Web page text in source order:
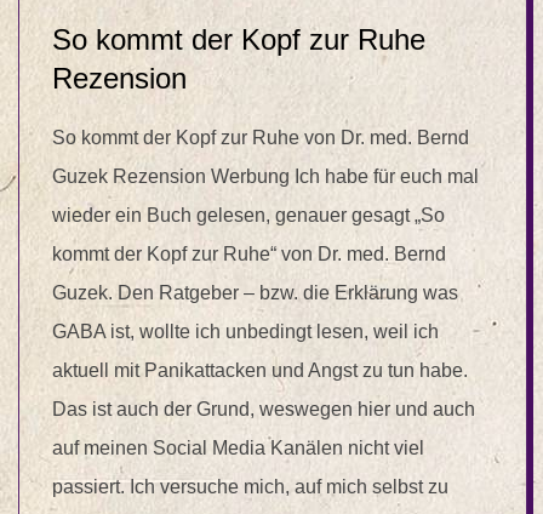
So kommt der Kopf zur Ruhe
Rezension
So kommt der Kopf zur Ruhe von Dr. med. Bernd
Guzek Rezension Werbung Ich habe für euch mal
wieder ein Buch gelesen, genauer gesagt „So
kommt der Kopf zur Ruhe“ von Dr. med. Bernd
Guzek. Den Ratgeber – bzw. die Erklärung was
GABA ist, wollte ich unbedingt lesen, weil ich
aktuell mit Panikattacken und Angst zu tun habe.
Das ist auch der Grund, weswegen hier und auch
auf meinen Social Media Kanälen nicht viel
passiert. Ich versuche mich, auf mich selbst zu